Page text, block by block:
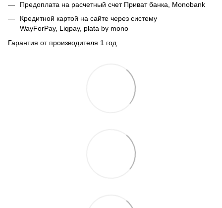
Предоплата на расчетный счет Приват банка, Monobank
Кредитной картой на сайте через систему
WayForPay, Liqpay, plata by mono
Гарантия от производителя 1 год